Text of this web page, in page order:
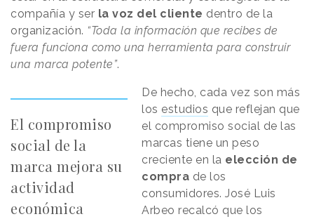
compañía y ser la voz del cliente dentro de la
organización. “Toda la información que recibes de
fuera funciona como una herramienta para construir
una marca potente”.
El compromiso
social de la
marca mejora su
actividad
económica
De hecho, cada vez son más
los estudios que reflejan que
el compromiso social de las
marcas tiene un peso
creciente en la elección de
compra de los
consumidores. José Luis
Arbeo recalcó que los